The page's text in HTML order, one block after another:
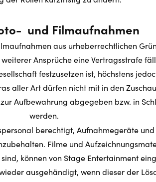
und Filmaufnahmen
aus urheberrechtlichen
Ansprüche eine Vertragsstrafe
festzusetzen ist, höchstens
aller Art dürfen nicht mit in den
Aufbewahrung abgegeben bzw. in
werden.
berechtigt, Aufnahmegeräte
Filme und
können von Stage Entertainment
ausgehändigt, wenn dieser der